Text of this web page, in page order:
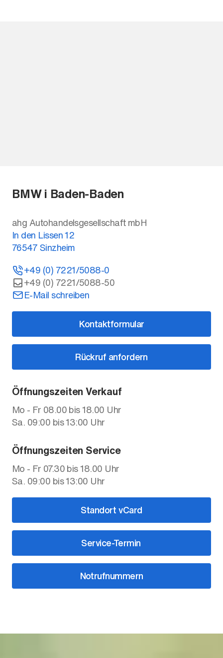
BMW i Baden-Baden
ahg Autohandelsgesellschaft mbH
In den Lissen 12
76547Sinzheim
+49 (0) 7221/5088-0
+49 (0) 7221/5088-50
E-Mail schreiben
Kontaktformular
Rückruf anfordern
Öffnungszeiten Verkauf
Mo - Fr 08.00 bis 18.00 Uhr
Sa. 09:00 bis 13:00 Uhr
Öffnungszeiten Service
Mo - Fr 07.30 bis 18.00 Uhr
Sa. 09:00 bis 13:00 Uhr
Standort vCard
Service-Termin
Notrufnummern